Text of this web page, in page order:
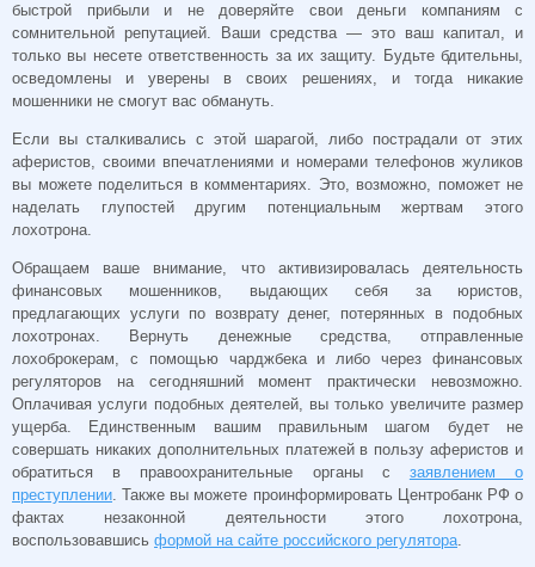
быстрой прибыли и не доверяйте свои деньги компаниям с
сомнительной репутацией. Ваши средства — это ваш капитал, и
только вы несете ответственность за их защиту. Будьте бдительны,
осведомлены и уверены в своих решениях, и тогда никакие
мошенники не смогут вас обмануть.
Если вы сталкивались с этой шарагой, либо пострадали от этих
аферистов, своими впечатлениями и номерами телефонов жуликов
вы можете поделиться в комментариях. Это, возможно, поможет не
наделать глупостей другим потенциальным жертвам этого
лохотрона.
Обращаем ваше внимание, что активизировалась деятельность
финансовых мошенников, выдающих себя за юристов,
предлагающих услуги по возврату денег, потерянных в подобных
лохотронах. Вернуть денежные средства, отправленные
лохоброкерам, с помощью чарджбека и либо через финансовых
регуляторов на сегодняшний момент практически невозможно.
Оплачивая услуги подобных деятелей, вы только увеличите размер
ущерба. Единственным вашим правильным шагом будет не
совершать никаких дополнительных платежей в пользу аферистов и
обратиться в правоохранительные органы с заявлением о
преступлении . Также вы можете проинформировать Центробанк РФ о
фактах незаконной деятельности этого лохотрона,
воспользовавшись формой на сайте российского регулятора